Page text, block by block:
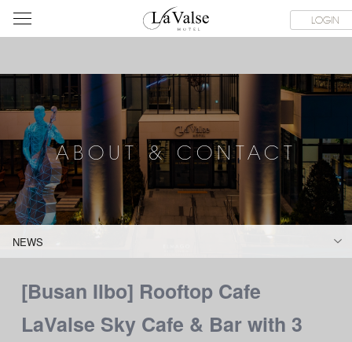
라
발
스
호
텔
LOGIN
FACILITIES ABOUT & CONTACT HOTEL GUIDE
ABOUT & CONTACT
NEWS
[Busan Ilbo] Rooftop Cafe
LaValse Sky Cafe & Bar with 3